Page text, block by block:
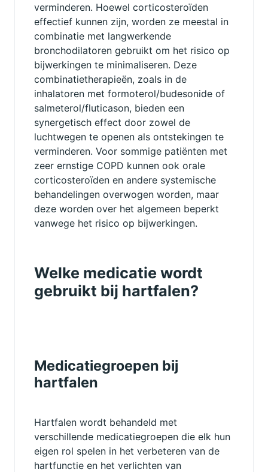
verminderen. Hoewel corticosteroïden
effectief kunnen zijn, worden ze meestal in
combinatie met langwerkende
bronchodilatoren gebruikt om het risico op
bijwerkingen te minimaliseren. Deze
combinatietherapieën, zoals in de
inhalatoren met formoterol/budesonide of
salmeterol/fluticason, bieden een
synergetisch effect door zowel de
luchtwegen te openen als ontstekingen te
verminderen. Voor sommige patiënten met
zeer ernstige COPD kunnen ook orale
corticosteroïden en andere systemische
behandelingen overwogen worden, maar
deze worden over het algemeen beperkt
vanwege het risico op bijwerkingen.
Welke medicatie wordt
gebruikt bij hartfalen?
Medicatiegroepen bij
hartfalen
Hartfalen wordt behandeld met
verschillende medicatiegroepen die elk hun
eigen rol spelen in het verbeteren van de
hartfunctie en het verlichten van